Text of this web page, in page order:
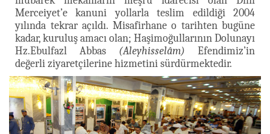
Merceiyet’e kanuni yollarla teslim edildiği 2004
yılında tekrar açıldı. Misafirhane o tarihten bugüne
kadar, kuruluş amacı olan; Haşimoğullarının Dolunayı
Hz.Ebulfazl Abbas (Aleyhisselâm) Efendimiz’in
değerli ziyaretçilerine hizmetini sürdürmektedir.